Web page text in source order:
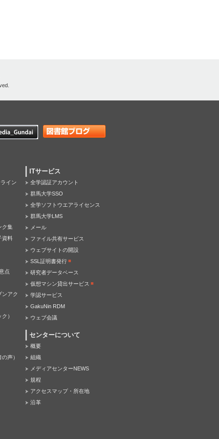
イン
ク集
資料
点
ンアク
）
ITサービス
全学認証アカウント
群馬大学SSO
全学ソフトウエアライセンス
群馬大学LMS
メール
ファイル共有サービス
ウェブサイトの開設
SSL証明書発行
研究者データベース
仮想マシン貸出サービス
学認サービス
GakuNin RDM
ウェブ会議
声）
センターについて
概要
組織
メディアセンターNEWS
規程
アクセスマップ・所在地
沿革